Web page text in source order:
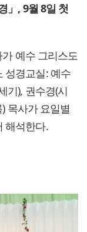
」, 9월 8일 첫
예수 그리스도
성경교실: 예수
기), 권수경(시
목사가 요일별
해석한다.